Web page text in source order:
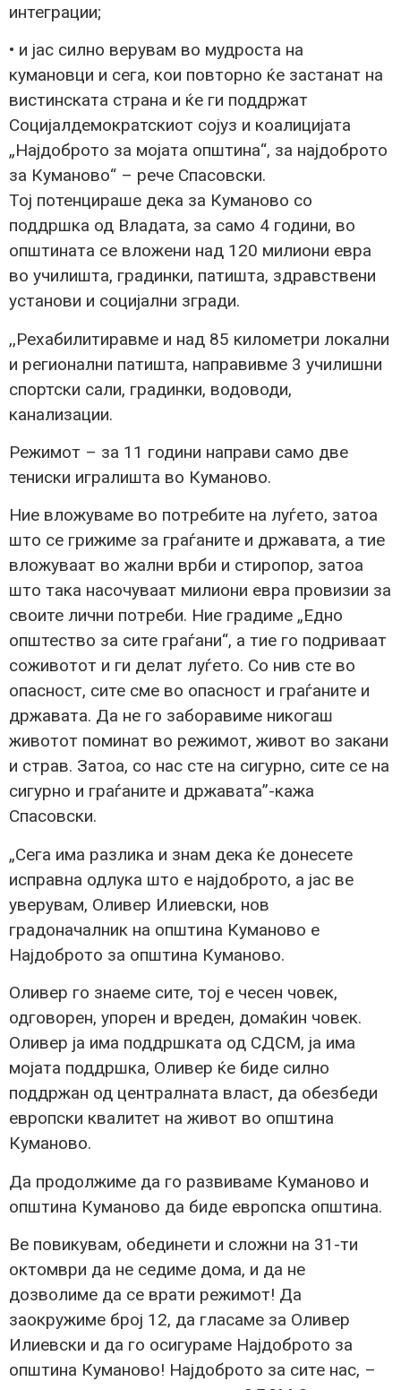
интеграции;
• и јас силно верувам во мудроста на
кумановци и сега, кои повторно ќе застанат на
вистинската страна и ќе ги поддржат
Социјалдемократскиот сојуз и коалицијата
„Најдоброто за мојата општина“, за најдоброто
за Куманово“ – рече Спасовски.
Тој потенцираше дека за Куманово со
поддршка од Владата, за само 4 години, во
општината се вложени над 120 милиони евра
во училишта, градинки, патишта, здравствени
установи и социјални згради.
,,Рехабилитиравме и над 85 километри локални
и регионални патишта, направивме 3 училишни
спортски сали, градинки, водоводи,
канализации.
Режимот – за 11 години направи само две
тениски игралишта во Куманово.
Ние вложуваме во потребите на луѓето, затоа
што се грижиме за граѓаните и државата, а тие
вложуваат во жални врби и стиропор, затоа
што така насочуваат милиони евра провизии за
своите лични потреби. Ние градиме „Едно
општество за сите граѓани“, a тие го подриваат
соживотот и ги делат луѓето. Со нив сте во
опасност, сите сме во опасност и граѓаните и
државата. Да не го заборавиме никогаш
животот поминат во режимот, живот во закани
и страв. Затоа, со нас сте на сигурно, сите се на
сигурно и граѓаните и државата”-кажа
Спасовски.
„Сега има разлика и знам дека ќе донесете
исправна одлука што е најдоброто, а јас ве
уверувам, Оливер Илиевски, нов
градоначалник на општина Куманово е
Најдоброто за општина Куманово.
Оливер го знаеме сите, тој е чесен човек,
одговорен, упорен и вреден, домаќин човек.
Оливер ја има поддршката од СДСМ, ја има
мојата поддршка, Оливер ќе биде силно
поддржан од централната власт, да обезбеди
европски квалитет на живот во општина
Куманово.
Да продолжиме да го развиваме Куманово и
општина Куманово да биде европска општина.
Ве повикувам, обединети и сложни на 31-ти
октомври да не седиме дома, и да не
дозволиме да се врати режимот! Да
заокружиме број 12, да гласаме за Оливер
Илиевски и да го осигураме Најдоброто за
општина Куманово! Најдоброто за сите нас, –